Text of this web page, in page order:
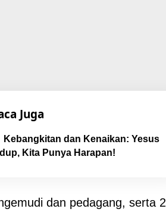
Juga
Kebangkitan dan Kenaikan: Yesus
Kita Punya Harapan!
dan pedagang, serta 2